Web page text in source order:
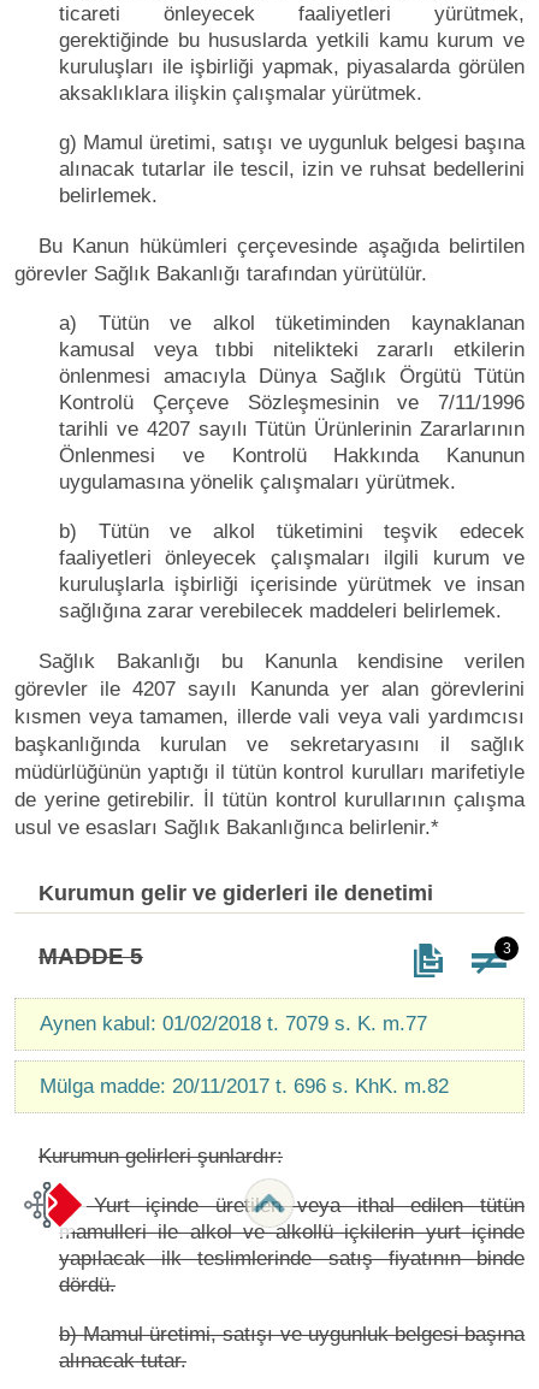
ticareti önleyecek faaliyetleri yürütmek,
gerektiğinde bu hususlarda yetkili kamu kurum ve
kuruluşları ile işbirliği yapmak, piyasalarda görülen
aksaklıklara ilişkin çalışmalar yürütmek.
g) Mamul üretimi, satışı ve uygunluk belgesi başına
alınacak tutarlar ile tescil, izin ve ruhsat bedellerini
belirlemek.
Bu Kanun hükümleri çerçevesinde aşağıda belirtilen
görevler Sağlık Bakanlığı tarafından yürütülür.
a) Tütün ve alkol tüketiminden kaynaklanan
kamusal veya tıbbi nitelikteki zararlı etkilerin
önlenmesi amacıyla Dünya Sağlık Örgütü Tütün
Kontrolü Çerçeve Sözleşmesinin ve 7/11/1996
tarihli ve 4207 sayılı Tütün Ürünlerinin Zararlarının
Önlenmesi ve Kontrolü Hakkında Kanunun
uygulamasına yönelik çalışmaları yürütmek.
b) Tütün ve alkol tüketimini teşvik edecek
faaliyetleri önleyecek çalışmaları ilgili kurum ve
kuruluşlarla işbirliği içerisinde yürütmek ve insan
sağlığına zarar verebilecek maddeleri belirlemek.
Sağlık Bakanlığı bu Kanunla kendisine verilen
görevler ile 4207 sayılı Kanunda yer alan görevlerini
kısmen veya tamamen, illerde vali veya vali yardımcısı
başkanlığında kurulan ve sekretaryasını il sağlık
müdürlüğünün yaptığı il tütün kontrol kurulları marifetiyle
de yerine getirebilir. İl tütün kontrol kurullarının çalışma
usul ve esasları Sağlık Bakanlığınca belirlenir.*
Kurumun gelir ve giderleri ile denetimi
MADDE 5 3
Aynen kabul: 01/02/2018 t. 7079 s. K. m.77
Mülga madde: 20/11/2017 t. 696 s. KhK. m.82
Kurumun gelirleri şunlardır:
a) Yurt içinde üretilen veya ithal edilen tütün
mamulleri ile alkol ve alkollü içkilerin yurt içinde
yapılacak ilk teslimlerinde satış fiyatının binde
dördü.
b) Mamul üretimi, satışı ve uygunluk belgesi başına
alınacak tutar.